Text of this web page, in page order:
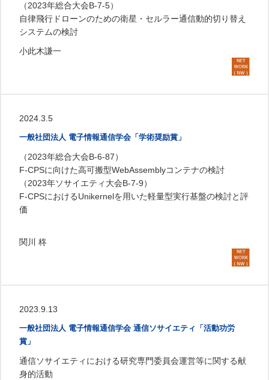
（2023年総合大会B-7-5）
自律飛行ドローンのための衛星・セルラー通信動的切り替え
システムの検討
小此木謙一
2024.3.5
一般社団法人 電子情報通信学会「学術奨励賞」
（2023年総合大会B-6-87）
F-CPSに向けた高可搬型WebAssemblyコンテナの検討
（2023年ソサイエティ大会B-7-9）
F-CPSにおけるUnikernelを用いた軽量型実行基盤の検討と評
価
関川 柊
2023.9.13
一般社団法人 電子情報通信学会 通信ソサイエティ「活動功労
賞」
通信ソサイエティにおける研究専門委員会運営等に関する献
身的活動